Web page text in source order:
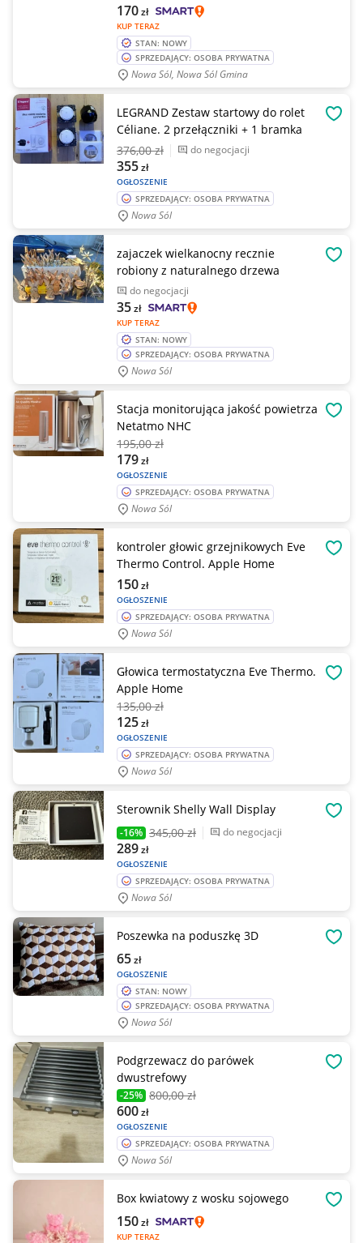
KUP TERAZ
170zł
STAN: NOWY
SPRZEDAJĄCY: OSOBA PRYWATNA
Nowa Sól, Nowa Sól Gmina
LEGRAND Zestaw startowy do rolet
Céliane. 2 przełączniki + 1 bramka
376,00 zł do negocjacji
OGŁOSZENIE
355zł
SPRZEDAJĄCY: OSOBA PRYWATNA
Nowa Sól
zajaczek wielkanocny recznie
robiony z naturalnego drzewa
do negocjacji
KUP TERAZ
35zł
STAN: NOWY
SPRZEDAJĄCY: OSOBA PRYWATNA
Nowa Sól
Stacja monitorująca jakość powietrza
Netatmo NHC
195,00 zł
OGŁOSZENIE
179zł
SPRZEDAJĄCY: OSOBA PRYWATNA
Nowa Sól
kontroler głowic grzejnikowych Eve
Thermo Control. Apple Home
OGŁOSZENIE
150zł
SPRZEDAJĄCY: OSOBA PRYWATNA
Nowa Sól
Głowica termostatyczna Eve Thermo.
Apple Home
135,00 zł
OGŁOSZENIE
125zł
SPRZEDAJĄCY: OSOBA PRYWATNA
Nowa Sól
Sterownik Shelly Wall Display
-16% 345,00 zł do negocjacji
OGŁOSZENIE
289zł
SPRZEDAJĄCY: OSOBA PRYWATNA
Nowa Sól
Poszewka na poduszkę 3D
OGŁOSZENIE
65zł
STAN: NOWY
SPRZEDAJĄCY: OSOBA PRYWATNA
Nowa Sól
Podgrzewacz do parówek
dwustrefowy
-25% 800,00 zł
OGŁOSZENIE
600zł
SPRZEDAJĄCY: OSOBA PRYWATNA
Nowa Sól
Box kwiatowy z wosku sojowego
KUP TERAZ
150zł